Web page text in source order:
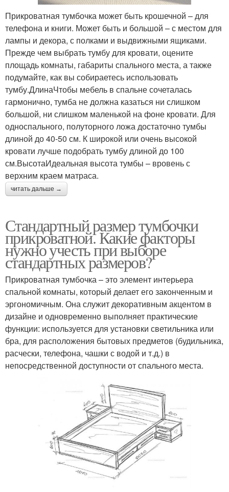
Прикроватная тумбочка может быть крошечной – для
телефона и книги. Может быть и большой – с местом для
лампы и декора, с полками и выдвижными ящиками.
Прежде чем выбрать тумбу для кровати, оцените
площадь комнаты, габариты спального места, а также
подумайте, как вы собираетесь использовать
тумбу.ДлинаЧтобы мебель в спальне сочеталась
гармонично, тумба не должна казаться ни слишком
большой, ни слишком маленькой на фоне кровати. Для
односпального, полуторного ложа достаточно тумбы
длиной до 40-50 см. К широкой или очень высокой
кровати лучше подобрать тумбу длиной до 100
см.ВысотаИдеальная высота тумбы – вровень с
верхним краем матраса.
читать дальше →
Стандартный размер тумбочки
прикроватной. Какие факторы
нужно учесть при выборе
стандартных размеров?
Прикроватная тумбочка – это элемент интерьера
спальной комнаты, который делает его законченным и
эргономичным. Она служит декоративным акцентом в
дизайне и одновременно выполняет практические
функции: используется для установки светильника или
бра, для расположения бытовых предметов (будильника,
расчески, телефона, чашки с водой и т.д.) в
непосредственной доступности от спального места.